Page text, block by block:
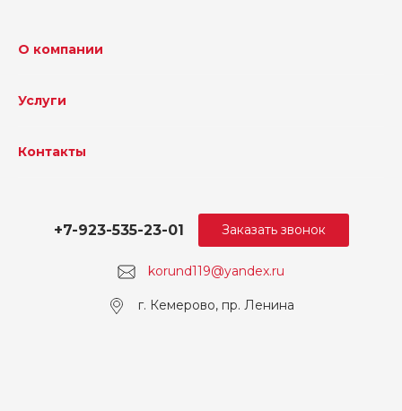
О компании
Услуги
Контакты
korund119@yandex.ru
+7-923-535-23-01
г. Кемерово, пр. Ленина
Заказать звонок